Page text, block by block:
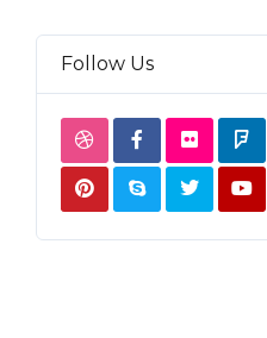
Follow Us